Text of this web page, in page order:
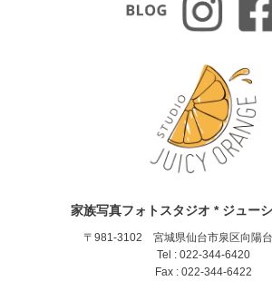
家族写真フォトスタジオ * ジュー
〒981-3102 宮城県仙台市泉区向陽
Tel : 022-344-6420
Fax : 022-344-6422